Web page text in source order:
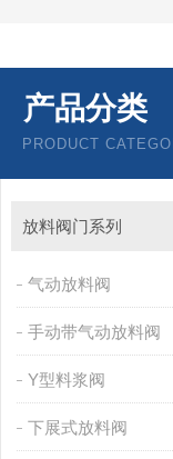
产品分类
PRODUCT
放料阀门系列
气动放料阀
手动带气动放料阀
Y型料浆阀
下展式放料阀